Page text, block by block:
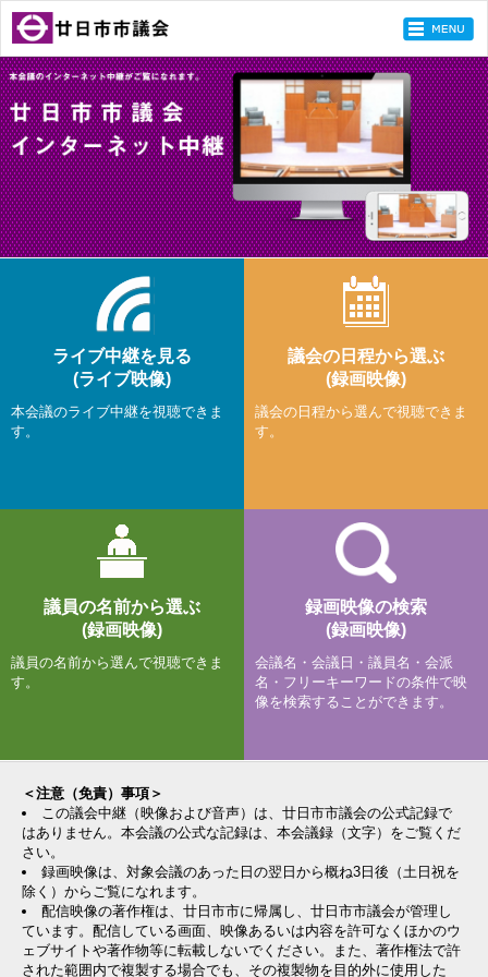
ライブ中継を見る
(ライブ映像)
本会議のライブ中継を視聴できま
す。
議会の日程から選ぶ
(録画映像)
議会の日程から選んで視聴できま
す。
議員の名前から選ぶ
(録画映像)
議員の名前から選んで視聴できま
す。
録画映像の検索
(録画映像)
会議名・会議日・議員名・会派
名・フリーキーワードの条件で映
像を検索することができます。
＜注意（免責）事項＞
この議会中継（映像および音声）は、廿日市市議会の公式記録で
はありません。本会議の公式な記録は、本会議録（文字）をご覧くだ
さい。
録画映像は、対象会議のあった日の翌日から概ね3日後（土日祝を
除く）からご覧になれます。
配信映像の著作権は、廿日市市に帰属し、廿日市市議会が管理し
ています。配信している画面、映像あるいは内容を許可なくほかのウ
ェブサイトや著作物等に転載しないでください。また、著作権法で許
された範囲内で複製する場合でも、その複製物を目的外に使用した